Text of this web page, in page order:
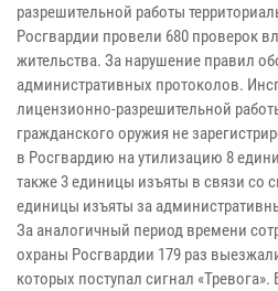
разрешительной работы
Росгвардии провели 680 проверок
жительства. За нарушение правил
административных протоколов.
лицензионно-разрешительной
гражданского оружия не
в Росгвардию на утилизацию 8
также 3 единицы изъяты в связи со
единицы изъяты за
За аналогичный период времени
охраны Росгвардии 179 раз
которых поступал сигнал